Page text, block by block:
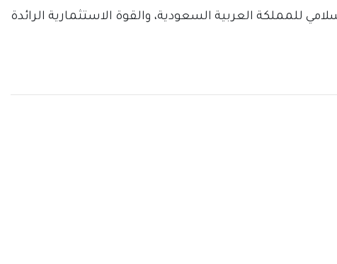
للمملكة العربية السعودية، والقوة الاستثمارية الرائدة